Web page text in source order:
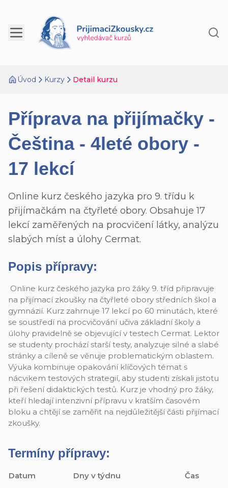
Úvod Kurzy Detail kurzu
Příprava na přijímačky -
Čeština - 4leté obory -
17 lekcí
Online kurz českého jazyka pro 9. třídu k
přijímačkám na čtyřleté obory. Obsahuje 17
lekcí zaměřených na procvičení látky, analýzu
slabých míst a úlohy Cermat.
Popis přípravy:
Online kurz českého jazyka pro žáky 9. tříd připravuje
na přijímací zkoušky na čtyřleté obory středních škol a
gymnázií. Kurz zahrnuje 17 lekcí po 60 minutách, které
se soustředí na procvičování učiva základní školy a
úlohy pravidelně se objevující v testech Cermat. Lektor
se studenty prochází starší testy, analyzuje silné a slabé
stránky a cíleně se věnuje problematickým oblastem.
Výuka kombinuje opakování klíčových témat s
nácvikem testových strategií, aby studenti získali jistotu
při řešení didaktických testů. Kurz je vhodný pro žáky,
kteří hledají intenzivní přípravu v kratším časovém
bloku a chtějí se zaměřit na nejdůležitější části přijímací
zkoušky.
Termíny přípravy:
Datum Dny v týdnu Čas